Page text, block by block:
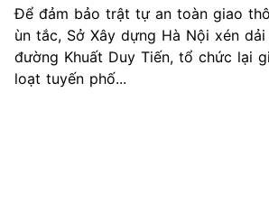
Để đảm bảo trật tự an toàn giao
ùn tắc, Sở Xây dựng Hà Nội xén
đường Khuất Duy Tiến, tổ chức lại
loạt tuyến phố...